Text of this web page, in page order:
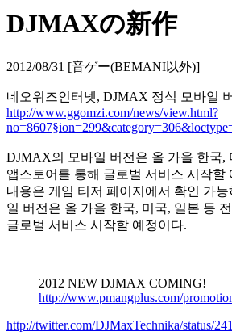
DJMAXの新作
2012/08/31 [音ゲー(BEMANI以外)]
네오위즈인터넷, DJMAX 정식 모바일
http://www.ggomzi.com/news/view.html?
DJMAX의 모바일 버전은 올 가을 한국,
앱스토어를 통해 글로벌 서비스 시작할
내용은 게임 티저 페이지에서 확인 가
일 버전은 올 가을 한국, 미국, 일본 등
글로벌 서비스 시작할 예정이다.
2012 NEW DJMAX COMING!
http://www.pmangplus.com/
http://twitter.com/DJMaxTechnika/status/